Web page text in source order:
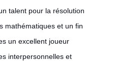
talent pour la résolution
mathématiques et un fin
un excellent joueur
interpersonnelles et